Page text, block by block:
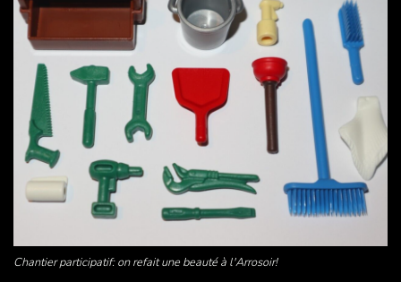
Chantier participatif: on refait une beauté à l'Arrosoir!